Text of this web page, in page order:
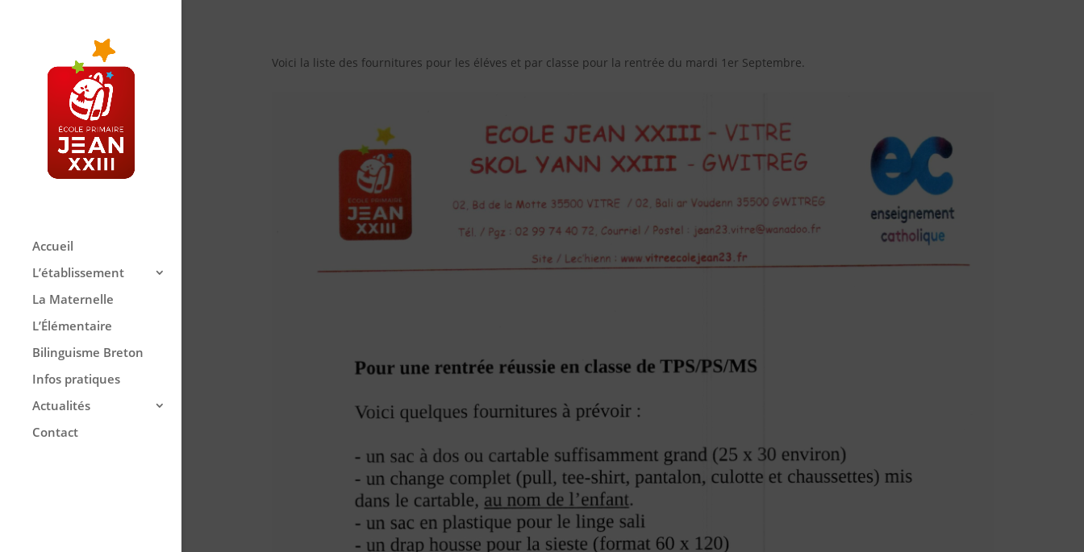
Accueil
L’établissement
La Maternelle
L’Élémentaire
Bilinguisme Breton
Infos pratiques
Actualités
Contact
Voici la liste des fournitures pour les éléves et par classe pour la rentrée du mardi 1er Septembre.